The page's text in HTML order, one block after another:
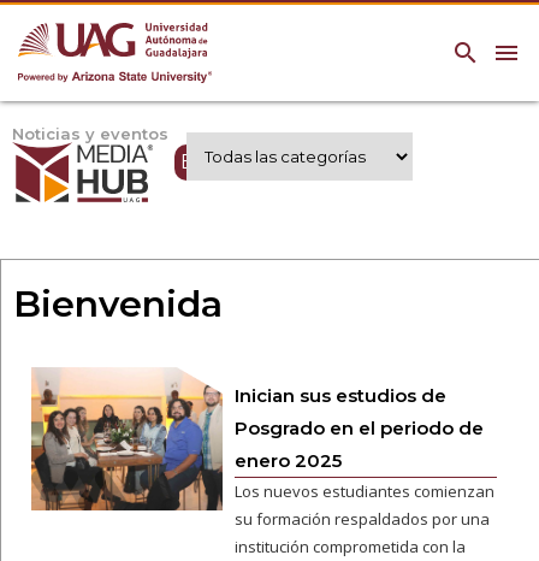
menu
search
Noticias y eventos
Expertos UAG
Bienvenida
Inician sus estudios de
Posgrado en el periodo de
enero 2025
Los nuevos estudiantes comienzan
su formación respaldados por una
institución comprometida con la